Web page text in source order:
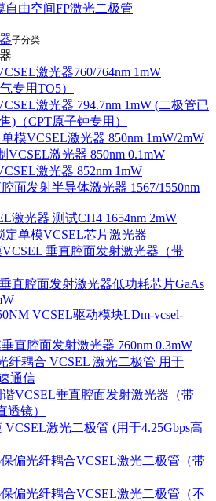
自由空间FP激光二极管
子分类
激光器760/764nm 1mW
专用TO5）
激光器 794.7nm 1mW (二极管已
)（CPT原子钟专用）
模VCSEL激光器 850nm 1mW/2mW
VCSEL激光器 850nm 0.1mW
激光器 852nm 1mW
面发射半导体激光器 1567/1550nm
激光器 测试CH4 1654nm 2mW
定单模VCSEL芯片激光器
VCSEL 垂直腔面发射激光器（带
直腔面发射激光器低功耗芯片GaAs
VCSEL驱动模块LDm-vcsel-
直腔面发射激光器 760nm 0.3mW
纤耦合 VCSEL 激光二极管 用于
通信
谐VCSEL垂直腔面发射激光器（带
透镜）
VCSEL激光二极管 (用于4.25Gbps高
保偏光纤耦合VCSEL激光二极管（带
保偏光纤耦合VCSEL激光二极管（不